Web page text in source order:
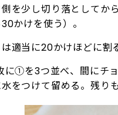
を少し切り落としてか
かけを使う）。
適当に20かけほどに割
に①を3つ並べ、間にチ
をつけて留める。残り